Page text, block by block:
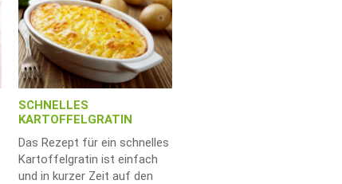
SCHNELLES
KARTOFFELGRATIN
Das Rezept für ein schnelles
Kartoffelgratin ist einfach
und in kurzer Zeit auf den